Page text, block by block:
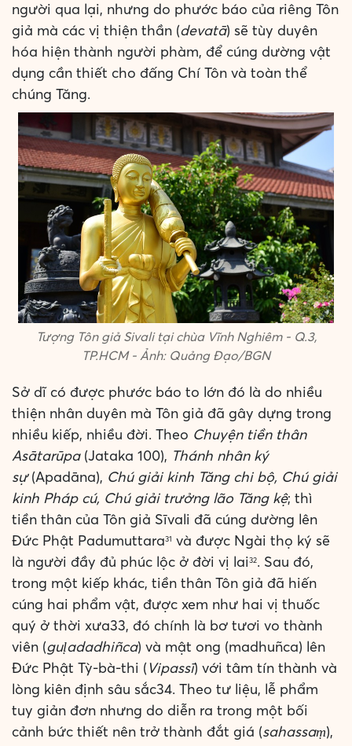
người qua lại, nhưng do phước báo của riêng Tôn
giả mà các vị thiện thần (devatā) sẽ tùy duyên
hóa hiện thành người phàm, để cúng dường vật
dụng cần thiết cho đấng Chí Tôn và toàn thể
chúng Tăng.
Tượng Tôn giả Sivali tại chùa Vĩnh Nghiêm - Q.3,
TP.HCM - Ảnh: Quảng Đạo/BGN
Sở dĩ có được phước báo to lớn đó là do nhiều
thiện nhân duyên mà Tôn giả đã gây dựng trong
nhiều kiếp, nhiều đời. Theo Chuyện tiền thân
Asātarūpa(Jataka 100), Thánh nhân ký
sự(Apadāna), Chú giải kinh Tăng chi bộ, Chú giải
kinh Pháp cú, Chú giải trưởng lão Tăng kệ; thì
tiền thân của Tôn giả Sīvali đã cúng dường lên
Đức Phật Padumuttara31 và được Ngài thọ ký sẽ
là người đầy đủ phúc lộc ở đời vị lai32. Sau đó,
trong một kiếp khác, tiền thân Tôn giả đã hiến
cúng hai phẩm vật, được xem như hai vị thuốc
quý ở thời xưa33, đó chính là bơ tươi vo thành
viên (guḷadadhiñca) và mật ong (madhuñca) lên
Đức Phật Tỳ-bà-thi (Vipassī) với tâm tín thành và
lòng kiên định sâu sắc34. Theo tư liệu, lễ phẩm
tuy giản đơn nhưng do diễn ra trong một bối
cảnh bức thiết nên trở thành đắt giá (sahassaṃ),